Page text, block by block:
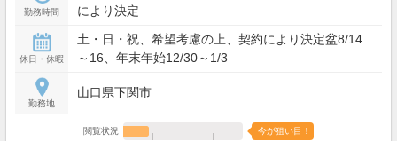
勤務時間
により決定
休日・休暇
土・日・祝、希望考慮の上、契約により決定盆8/14
～16、年末年始12/30～1/3
勤務地
山口県下関市
閲覧状況 今が狙い目！